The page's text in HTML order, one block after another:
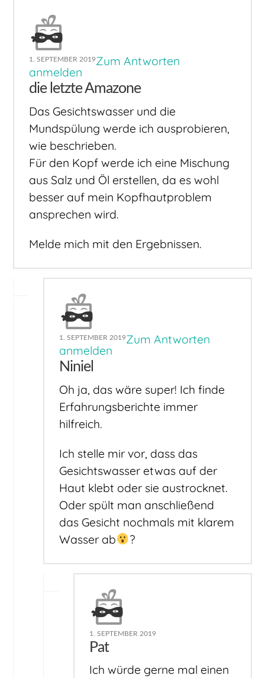
1. SEPTEMBER 2019Zum Antworten
anmelden
die letzte Amazone
Das Gesichtswasser und die
Mundspülung werde ich ausprobieren,
wie beschrieben.
Für den Kopf werde ich eine Mischung
aus Salz und Öl erstellen, da es wohl
besser auf mein Kopfhautproblem
ansprechen wird.
Melde mich mit den Ergebnissen.
1. SEPTEMBER 2019Zum Antworten
anmelden
Niniel
Oh ja, das wäre super! Ich finde
Erfahrungsberichte immer
hilfreich.
Ich stelle mir vor, dass das
Gesichtswasser etwas auf der
Haut klebt oder sie austrocknet.
Oder spült man anschließend
das Gesicht nochmals mit klarem
Wasser ab
?
1. SEPTEMBER 2019
Pat
Ich würde gerne mal einen